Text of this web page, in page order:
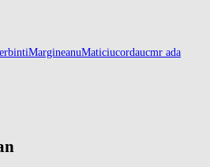
MargineanuMaticiucordaucmr ada